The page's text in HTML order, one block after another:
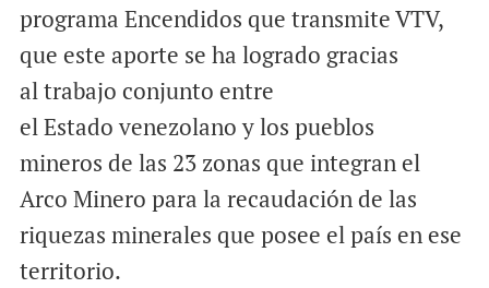
programa Encendidos que transmite VTV,
que este aporte se ha logrado gracias
al trabajo conjunto entre
el Estado venezolano y los pueblos
mineros de las 23 zonas que integran el
Arco Minero para la recaudación de las
riquezas minerales que posee el país en ese
territorio.